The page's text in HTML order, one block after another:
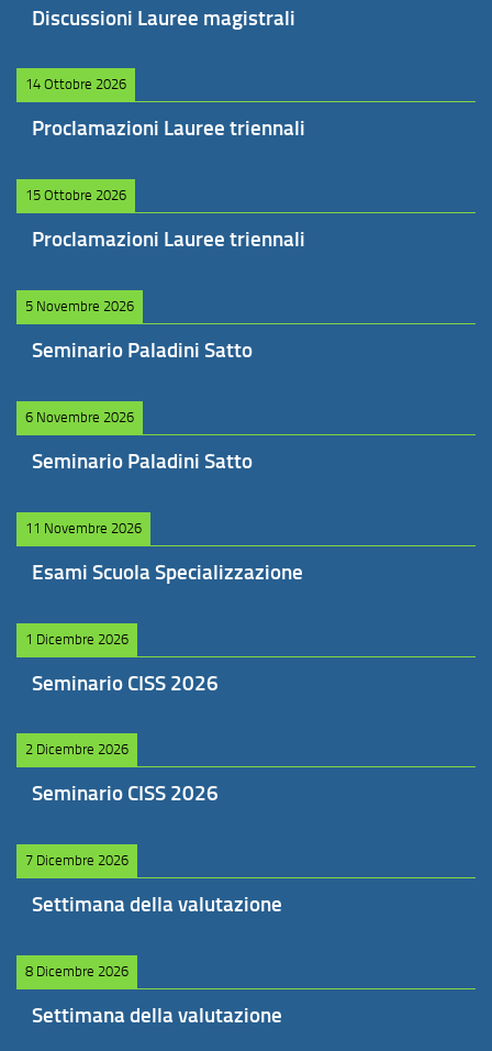
Discussioni Lauree magistrali
14 Ottobre 2026
Proclamazioni Lauree triennali
15 Ottobre 2026
Proclamazioni Lauree triennali
5 Novembre 2026
Seminario Paladini Satto
6 Novembre 2026
Seminario Paladini Satto
11 Novembre 2026
Esami Scuola Specializzazione
1 Dicembre 2026
Seminario CISS 2026
2 Dicembre 2026
Seminario CISS 2026
7 Dicembre 2026
Settimana della valutazione
8 Dicembre 2026
Settimana della valutazione